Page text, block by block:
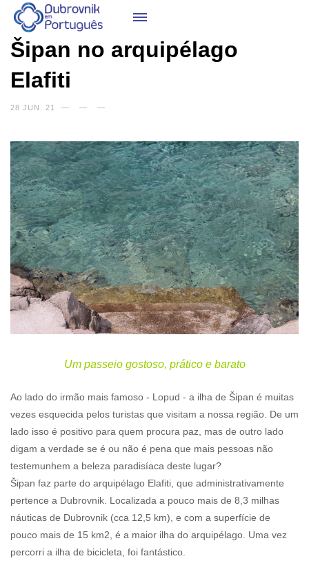
Šipan no arquipélago
Elafiti
28 JUN. 21 — — —
Um passeio gostoso, prático e barato
Ao lado do irmão mais famoso - Lopud - a ilha de Šipan é muitas
vezes esquecida pelos turistas que visitam a nossa região. De um
lado isso é positivo para quem procura paz, mas de outro lado
digam a verdade se é ou não é pena que mais pessoas não
testemunhem a beleza paradisíaca deste lugar?
Šipan faz parte do arquipélago Elafiti, que administrativamente
pertence a Dubrovnik. Localizada a pouco mais de 8,3 milhas
náuticas de Dubrovnik (cca 12,5 km), e com a superfície de
pouco mais de 15 km2, é a maior ilha do arquipélago. Uma vez
percorri a ilha de bicicleta, foi fantástico.